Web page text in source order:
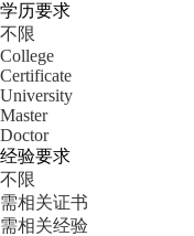
学历要求
不限
College
Certificate
University
Master
Doctor
经验要求
不限
需相关证书
需相关经验